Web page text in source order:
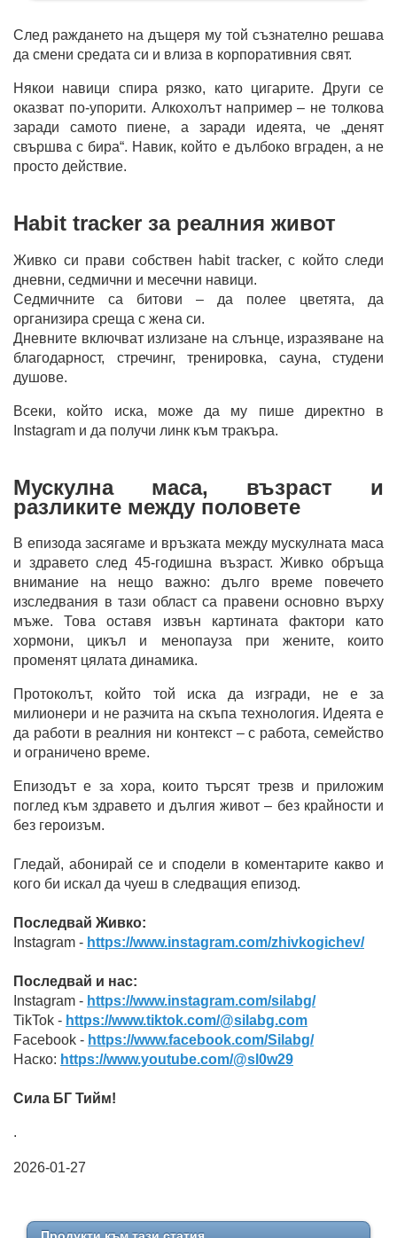
След раждането на дъщеря му той съзнателно решава
да смени средата си и влиза в корпоративния свят.
Някои навици спира рязко, като цигарите. Други се
оказват по-упорити. Алкохолът например – не толкова
заради самото пиене, а заради идеята, че „денят
свършва с бира“. Навик, който е дълбоко вграден, а не
просто действие.
Habit tracker за реалния живот
Живко си прави собствен habit tracker, с който следи
дневни, седмични и месечни навици.
Седмичните са битови – да полее цветята, да
организира среща с жена си.
Дневните включват излизане на слънце, изразяване на
благодарност, стречинг, тренировка, сауна, студени
душове.
Всеки, който иска, може да му пише директно в
Instagram и да получи линк към тракъра.
Мускулна маса, възраст и
разликите между половете
В епизода засягаме и връзката между мускулната маса
и здравето след 45-годишна възраст. Живко обръща
внимание на нещо важно: дълго време повечето
изследвания в тази област са правени основно върху
мъже. Това оставя извън картината фактори като
хормони, цикъл и менопауза при жените, които
променят цялата динамика.
Протоколът, който той иска да изгради, не е за
милионери и не разчита на скъпа технология. Идеята е
да работи в реалния ни контекст – с работа, семейство
и ограничено време.
Епизодът е за хора, които търсят трезв и приложим
поглед към здравето и дългия живот – без крайности и
без героизъм.
Гледай, абонирай се и сподели в коментарите какво и
кого би искал да чуеш в следващия епизод.
Последвай Живко:
Instagram - https://www.instagram.com/zhivkogichev/
Последвай и нас:
Instagram - https://www.instagram.com/silabg/
TikTok - https://www.tiktok.com/@silabg.com
Facebook - https://www.facebook.com/Silabg/
Наско: https://www.youtube.com/@sl0w29
Сила БГ Тийм!
.
2026-01-27